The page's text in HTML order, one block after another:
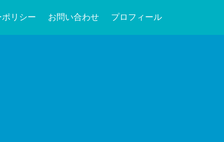
リシー お問い合わせ プロフィール